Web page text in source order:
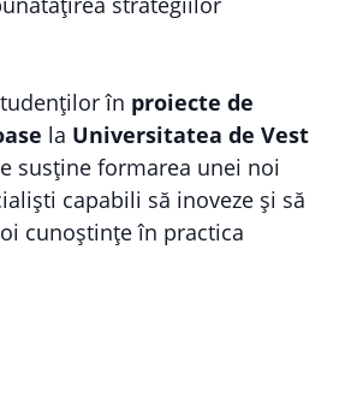
în proiecte de
la Universitatea de Vest
susține formarea unei noi
capabili să inoveze și să
cunoștințe în practica